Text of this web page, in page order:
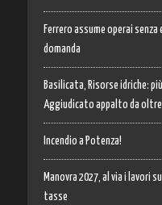
Ferrero assume operai
domanda
Basilicata, Risorse idriche:
Aggiudicato appalto da oltre
Incendio a Potenza!
Manovra 2027, al via i lavori
tasse